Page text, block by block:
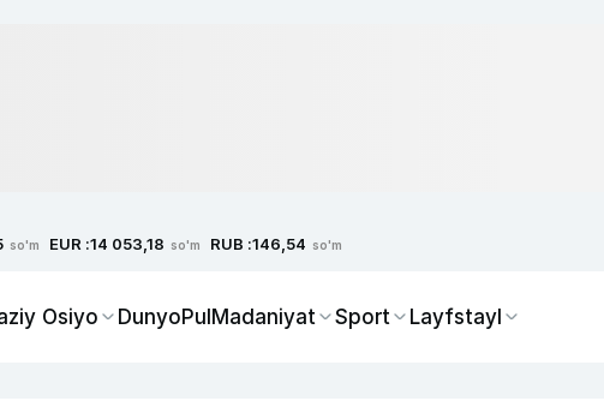
so'm EUR :14 053,18 so'm RUB :146,54 so'm
Osiyo DunyoPulMadaniyat Sport Layfstayl